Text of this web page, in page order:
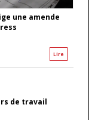
une amende
Lire
de travail